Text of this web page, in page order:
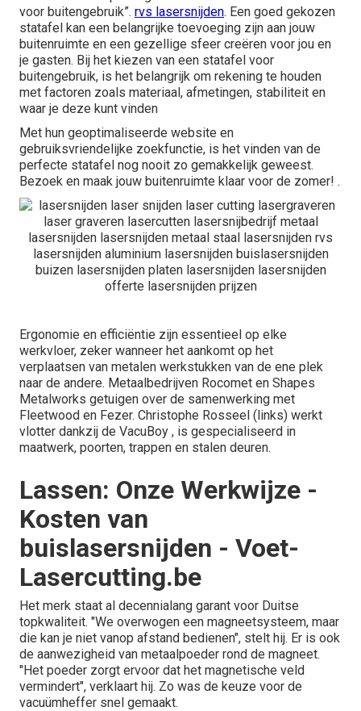
voor buitengebruik”. rvs lasersnijden. Een goed gekozen
statafel kan een belangrijke toevoeging zijn aan jouw
buitenruimte en een gezellige sfeer creëren voor jou en
je gasten. Bij het kiezen van een statafel voor
buitengebruik, is het belangrijk om rekening te houden
met factoren zoals materiaal, afmetingen, stabiliteit en
waar je deze kunt vinden
Met hun geoptimaliseerde website en
gebruiksvriendelijke zoekfunctie, is het vinden van de
perfecte statafel nog nooit zo gemakkelijk geweest.
Bezoek en maak jouw buitenruimte klaar voor de zomer! .
Ergonomie en efficiëntie zijn essentieel op elke
werkvloer, zeker wanneer het aankomt op het
verplaatsen van metalen werkstukken van de ene plek
naar de andere. Metaalbedrijven Rocomet en Shapes
Metalworks getuigen over de samenwerking met
Fleetwood en Fezer. Christophe Rosseel (links) werkt
vlotter dankzij de VacuBoy , is gespecialiseerd in
maatwerk, poorten, trappen en stalen deuren.
Lassen: Onze Werkwijze -
Kosten van
buislasersnijden - Voet-
Lasercutting.be
Het merk staat al decennialang garant voor Duitse
topkwaliteit. "We overwogen een magneetsysteem, maar
die kan je niet vanop afstand bedienen", stelt hij. Er is ook
de aanwezigheid van metaalpoeder rond de magneet.
"Het poeder zorgt ervoor dat het magnetische veld
vermindert", verklaart hij. Zo was de keuze voor de
vacuümheffer snel gemaakt.